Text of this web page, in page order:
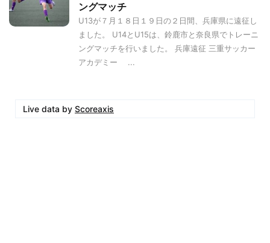
ングマッチ
U13が７月１８日１９日の２日間、兵庫県に遠征し
ました。 U14とU15は、鈴鹿市と奈良県でトレーニ
ングマッチを行いました。 兵庫遠征 三重サッカー
アカデミー ...
Live data by Scoreaxis